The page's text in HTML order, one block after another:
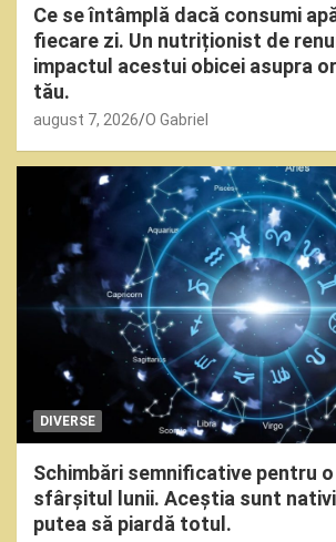
Ce se întâmplă dacă consumi
fiecare zi. Un nutriționist de
impactul acestui obicei asupra
tău.
august 7, 2026 O Gabriel
DIVERSE
Schimbări semnificative pentru
sfârșitul lunii. Aceștia sunt
putea să piardă totul.